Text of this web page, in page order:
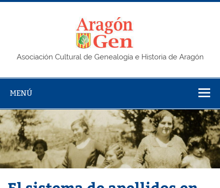
Saltar
Asociación Cultural de Genealogía e Historia de Aragón
MENÚ